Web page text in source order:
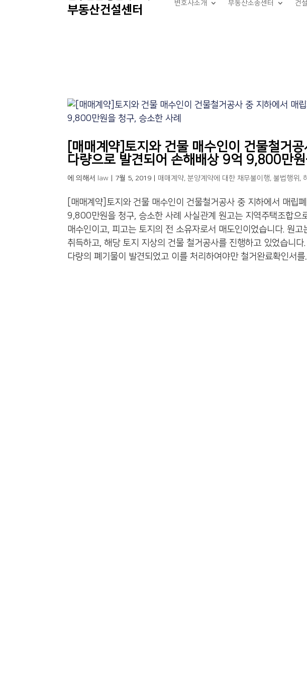
변호사소개 부동산소송센터 건
[매매계약]토지와 건물 매수인이 건물철거
다량으로 발견되어 손해배상 9억 9,800만원
에 의해서 law 7월 5, 2019 매매계약, 분양계약에 대한 채무불이행, 불법행위,
[매매계약]토지와 건물 매수인이 건물철거공사 중 지하에서 매립
9,800만원을 청구, 승소한 사례 사실관계 원고는 지역주택조합으
매수인이고, 피고는 토지의 전 소유자로서 매도인이었습니다. 원
취득하고, 해당 토지 지상의 건물 철거공사를 진행하고 있었습니
다량의 폐기물이 발견되었고 이를 처리하여야만 철거완료확인서를